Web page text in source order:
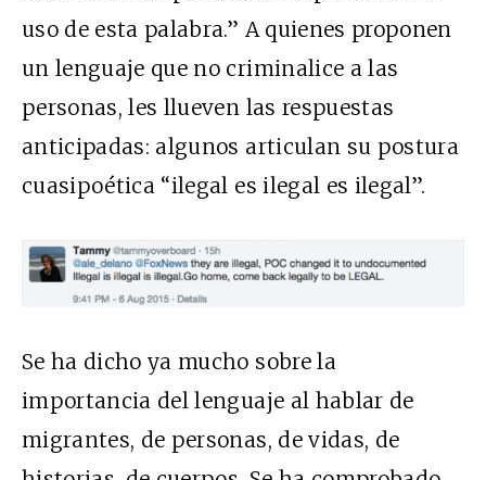
uso de esta palabra.” A quienes proponen
un lenguaje que no criminalice a las
personas, les llueven las respuestas
anticipadas: algunos articulan su postura
cuasipoética “ilegal es ilegal es ilegal”.
Se ha dicho ya mucho sobre la
importancia del lenguaje al hablar de
migrantes, de personas, de vidas, de